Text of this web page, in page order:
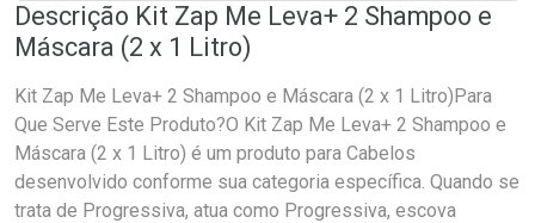
Descrição Kit Zap Me Leva+ 2 Shampoo e
Máscara (2 x 1 Litro)
Kit Zap Me Leva+ 2 Shampoo e Máscara (2 x 1 Litro)Para
Que Serve Este Produto?O Kit Zap Me Leva+ 2 Shampoo e
Máscara (2 x 1 Litro) é um produto para Cabelos
desenvolvido conforme sua categoria específica. Quando se
trata de Progressiva, atua como Progressiva, escova